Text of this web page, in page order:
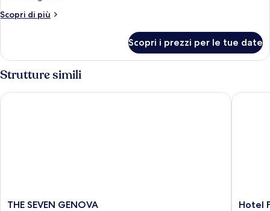
Comfort,
3
singoli,
non
fumatori
Scopri di più
Altri
Comfort,
3
letti
singoli,
non
Scopri i prezzi per le tue date
Strutture simili
THE
THE SEVEN GENOVA
THE SEVEN GENOVA
Hotel
Hotel
Hotel